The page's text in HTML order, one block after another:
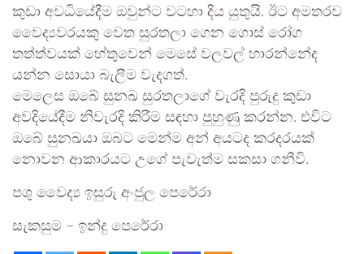
කුඩා අවධියේදීම ඔවුන්ට වටහා දිය යුතුයි. ඊට අමතරව
වෛද්‍යවරයකු වෙත සුරතලා ගෙන ගොස් රෝග
තත්ත්වයක් හේතුවෙන් මෙසේ වලවල් හාරන්නේද
යන්න සොයා බැලීම වැදගත්.
මෙලෙස ඔබේ සුනඛ සුරතලාගේ වැරදි පුරුදු කුඩා
අවදියේදීම නිවැරදි කිරීම සඳහා පුහුණු කරන්න. එවිට
ඔබේ සුනඛයා ඔබට මෙන්ම අන් අයටද කරදරයක්
නොවන ආකාරයට උගේ පැවැත්ම සකසා ගනීවි.
පශු වෛද්‍ය ඉසුරු අංජුල පෙරේරා
සැකසුම – ඉන්දු පෙරේරා